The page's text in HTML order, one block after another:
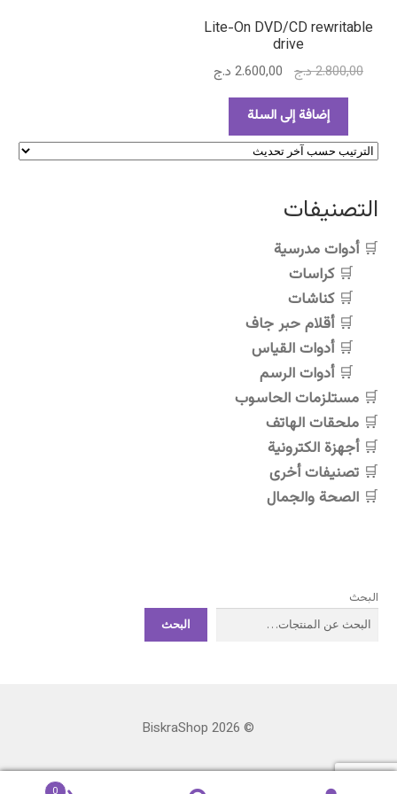
Lite-On DVD/CD rewritable
drive
2.800,00د.ج
السعر
الأصلي
هو:
2.800,00 د.ج.
2.600,00 د.جالسعر
إضافة إلى السلة
التصنيفات
أدوات مدرسية
كراسات
كناشات
أقلام حبر جاف
أدوات القياس
أدوات الرسم
مستلزمات الحاسوب
ملحقات الهاتف
أجهزة الكترونية
تصنيفات أخرى
الصحة والجمال
البحث
البحث
© BiskraShop 2026